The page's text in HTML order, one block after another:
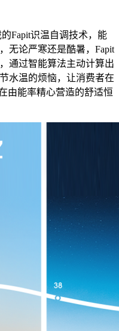
Fapit识温自调技术，能
无论严寒还是酷暑，Fapit
通过智能算法主动计算出
水温的烦恼，让消费者在
由能率精心营造的舒适恒